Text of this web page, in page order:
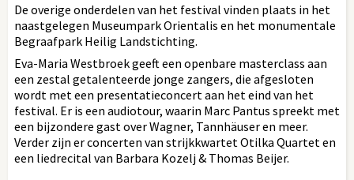
De overige onderdelen van het festival vinden plaats in het
naastgelegen Museumpark Orientalis en het monumentale
Begraafpark Heilig Landstichting.
Eva-Maria Westbroek geeft een openbare masterclass aan
een zestal getalenteerde jonge zangers, die afgesloten
wordt met een presentatieconcert aan het eind van het
festival. Er is een audiotour, waarin Marc Pantus spreekt met
een bijzondere gast over Wagner, Tannhäuser en meer.
Verder zijn er concerten van strijkkwartet Otilka Quartet en
een liedrecital van Barbara Kozelj & Thomas Beijer.